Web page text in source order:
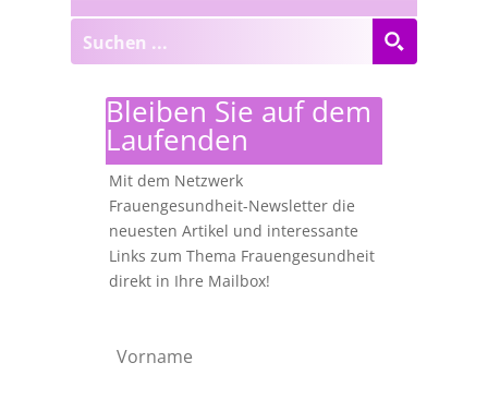
Bleiben Sie auf dem
Laufenden
Mit dem Netzwerk
Frauengesundheit-Newsletter die
neuesten Artikel und interessante
Links zum Thema Frauengesundheit
direkt in Ihre Mailbox!